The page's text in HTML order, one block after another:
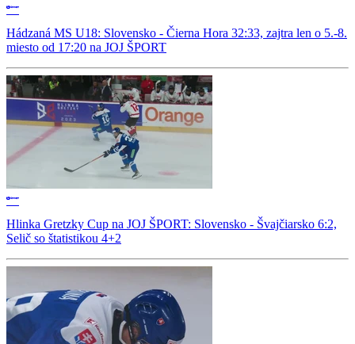
Hádzaná MS U18: Slovensko - Čierna Hora 32:33, zajtra len o 5.-8.
miesto od 17:20 na JOJ ŠPORT
Hlinka Gretzky Cup na JOJ ŠPORT: Slovensko - Švajčiarsko 6:2,
Selič so štatistikou 4+2